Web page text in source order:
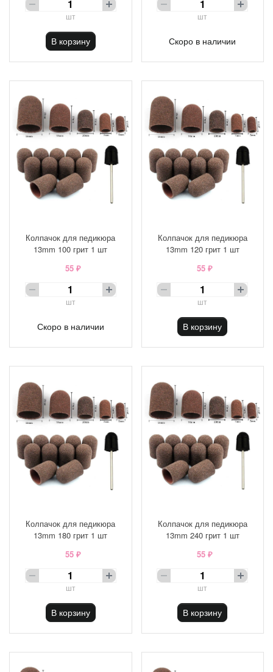
шт
В корзину
шт
Скоро в наличии
Колпачок для педикюра
13mm 100 грит 1 шт
55 ₽
шт
Скоро в наличии
Колпачок для педикюра
13mm 120 грит 1 шт
55 ₽
шт
В корзину
Колпачок для педикюра
13mm 180 грит 1 шт
55 ₽
шт
В корзину
Колпачок для педикюра
13mm 240 грит 1 шт
55 ₽
шт
В корзину